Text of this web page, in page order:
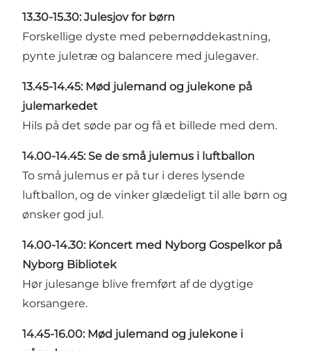
13.30-15.30: Julesjov for børn
Forskellige dyste med pebernøddekastning,
pynte juletræ og balancere med julegaver.
13.45-14.45: Mød julemand og julekone på
julemarkedet
Hils på det søde par og få et billede med dem.
14.00-14.45: Se de små julemus i luftballon
To små julemus er på tur i deres lysende
luftballon, og de vinker glædeligt til alle børn og
ønsker god jul.
14.00-14.30: Koncert med Nyborg Gospelkor på
Nyborg Bibliotek
Hør julesange blive fremført af de dygtige
korsangere.
14.45-16.00: Mød julemand og julekone i